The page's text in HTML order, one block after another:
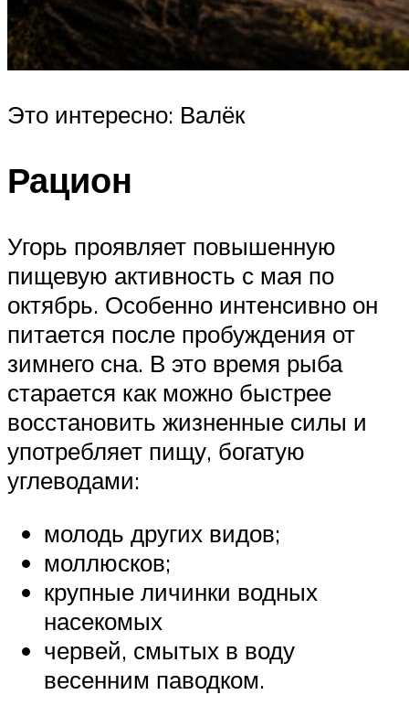
Это интересно: Валёк
Рацион
Угорь проявляет повышенную
пищевую активность с мая по
октябрь. Особенно интенсивно он
питается после пробуждения от
зимнего сна. В это время рыба
старается как можно быстрее
восстановить жизненные силы и
употребляет пищу, богатую
углеводами:
молодь других видов;
моллюсков;
крупные личинки водных
насекомых
червей, смытых в воду
весенним паводком.